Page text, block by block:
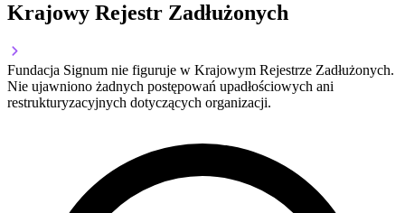
Krajowy Rejestr Zadłużonych
Fundacja Signum nie figuruje w Krajowym Rejestrze Zadłużonych.
Nie ujawniono żadnych postępowań upadłościowych ani
restrukturyzacyjnych dotyczących organizacji.